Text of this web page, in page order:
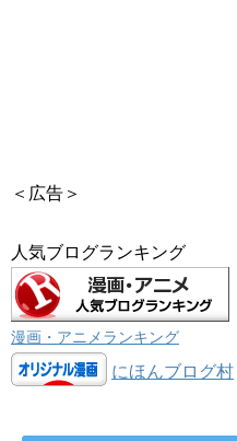
＜広告＞
人気ブログランキング
漫画・アニメランキング
にほんブログ村